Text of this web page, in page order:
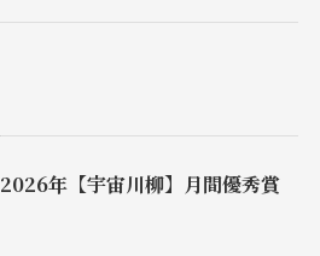
2026年【宇宙川柳】月間優秀賞